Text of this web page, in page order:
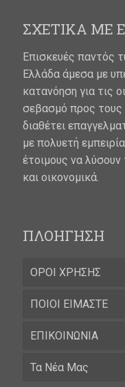
ΣΧΕΤΙΚΑ ΜΕ
Επισκευές παντός
Ελλάδα άμεσα με
κατανόηση για τις
σεβασμό προς τους
διαθέτει
με πολυετή
έτοιμους να
και οικονομικά.
ΠΛΟΗΓΗΣΗ
ΟΡΟΙ ΧΡΗΣΗΣ
ΠΟΙΟΙ ΕΙΜΑΣΤΕ
ΕΠΙΚΟΙΝΩΝΙΑ
Τα Νέα Μας